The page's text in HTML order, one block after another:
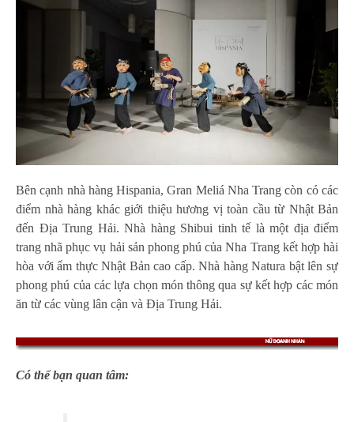
Bên cạnh nhà hàng Hispania, Gran Meliá Nha Trang còn có các
điểm nhà hàng khác giới thiệu hương vị toàn cầu từ Nhật Bản
đến Địa Trung Hải. Nhà hàng Shibui tinh tế là một địa điểm
trang nhã phục vụ hải sản phong phú của Nha Trang kết hợp hài
hòa với ẩm thực Nhật Bản cao cấp. Nhà hàng Natura bật lên sự
phong phú của các lựa chọn món thông qua sự kết hợp các món
ăn từ các vùng lân cận và Địa Trung Hải.
Có thể bạn quan tâm: